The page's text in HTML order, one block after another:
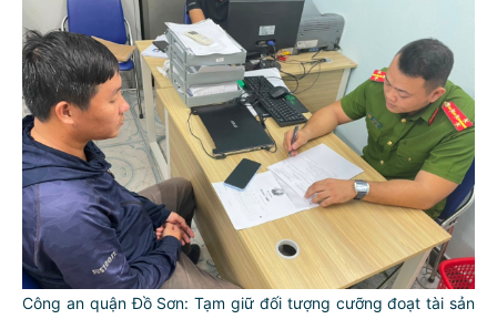
Công an quận Đồ Sơn: Tạm giữ đối tượng cưỡng đoạt tài sản